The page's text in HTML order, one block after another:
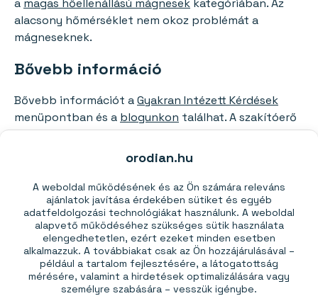
orodian.hu
A weboldal működésének és az Ön számára releváns
ajánlatok javítása érdekében sütiket és egyéb
adatfeldolgozási technológiákat használunk. A weboldal
alapvető működéséhez szükséges sütik használata
elengedhetetlen, ezért ezeket minden esetben
alkalmazzuk. A továbbiakat csak az Ön hozzájárulásával –
például a tartalom fejlesztésére, a látogatottság
mérésére, valamint a hirdetések optimalizálására vagy
személyre szabására – vesszük igénybe.
a magas hőellenállású mágnesek kategóriában. Az
alacsony hőmérséklet nem okoz problémát a
mágneseknek.
Bővebb információ
Bővebb információt aGyakran Intézett Kérdések
menüpontban és a blogunkon találhat. A szakítóerő
és a mágneses mező bármelyikneodímium
kiszámolható a
Mágneses
Tanácsra van szüksége?
Mágnesszakértőink minden munkanapon az Ön
rendelkezésére állnak. Ha tanácsra van szüksége a
választással kapcsolatban, forduljon hozzánk
bizalommal emailben abolt@orodian.hucímen vagy
a +36-1-901-0030–as telefonszámon.